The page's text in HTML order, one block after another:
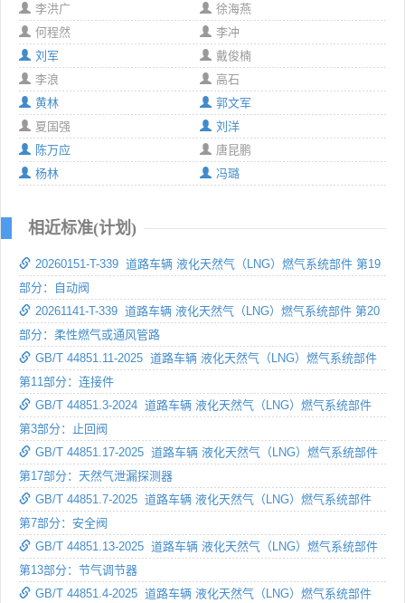
李洪广
徐海燕
何程然
李冲
刘军
戴俊楠
李浪
高石
黄林
郭文军
夏国强
刘洋
陈万应
唐昆鹏
杨林
冯璐
相近标准(计划)
20260151-T-339 道路车辆 液化天然气（LNG）燃气系统部件 第19
部分：自动阀
20261141-T-339 道路车辆 液化天然气（LNG）燃气系统部件 第20
部分：柔性燃气或通风管路
GB/T 44851.11-2025 道路车辆 液化天然气（LNG）燃气系统部件
第11部分：连接件
GB/T 44851.3-2024 道路车辆 液化天然气（LNG）燃气系统部件
第3部分：止回阀
GB/T 44851.17-2025 道路车辆 液化天然气（LNG）燃气系统部件
第17部分：天然气泄漏探测器
GB/T 44851.7-2025 道路车辆 液化天然气（LNG）燃气系统部件
第7部分：安全阀
GB/T 44851.13-2025 道路车辆 液化天然气（LNG）燃气系统部件
第13部分：节气调节器
GB/T 44851.4-2025 道路车辆 液化天然气（LNG）燃气系统部件